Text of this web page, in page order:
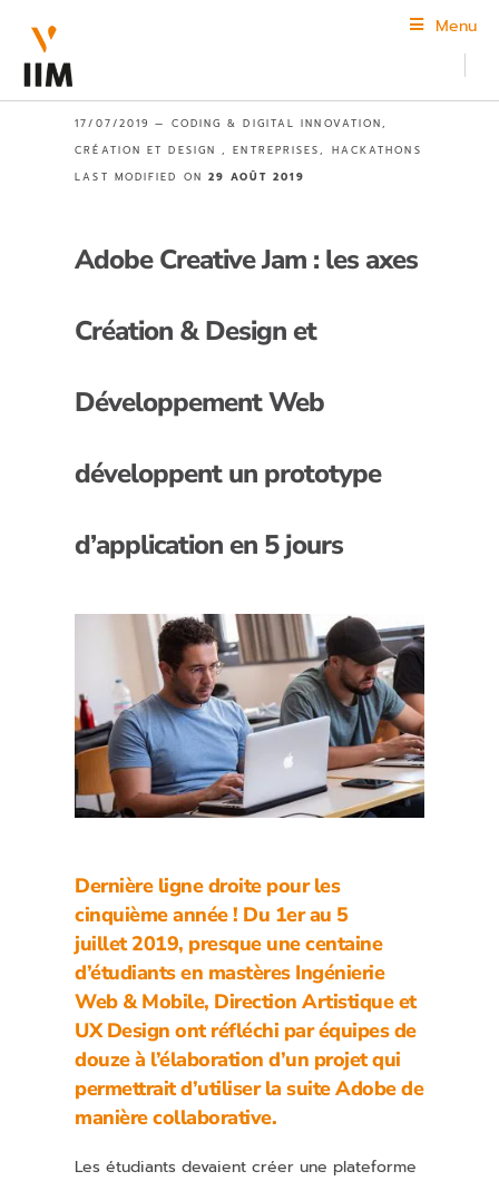
Menu
17/07/2019 — CODING & DIGITAL INNOVATION,
CRÉATION ET DESIGN ,ENTREPRISES, HACKATHONS
LAST MODIFIED ON 29 AOÛT 2019
Adobe Creative Jam : les axes
Création & Design et
Développement Web
développent un prototype
d’application en 5 jours
Dernière ligne droite pour les
cinquième année ! Du 1er au 5
juillet 2019, presque une centaine
d’étudiants en mastères Ingénierie
Web & Mobile, Direction Artistique et
UX Design ont réfléchi par équipes de
douze à l’élaboration d’un projet qui
permettrait d’utiliser la suite Adobe de
manière collaborative.
Les étudiants devaient créer une plateforme